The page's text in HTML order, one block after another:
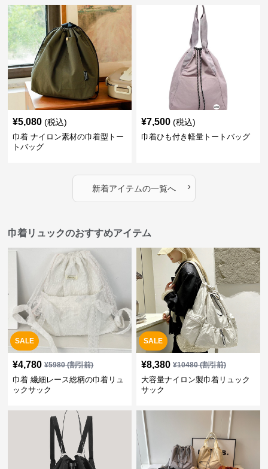
¥5,080 (税込)
巾着 ナイロン素材の巾着型トー
トバッグ
¥7,500 (税込)
巾着ひも付き軽量トートバッグ
新着アイテムの一覧へ ›
巾着リュックのおすすめアイテム
SALE
¥4,780 ¥5980(割引前)
巾着 繊細レース総柄の巾着リュ
ックサック
SALE
¥8,380 ¥10480(割引前)
大容量ナイロン製巾着リュック
サック